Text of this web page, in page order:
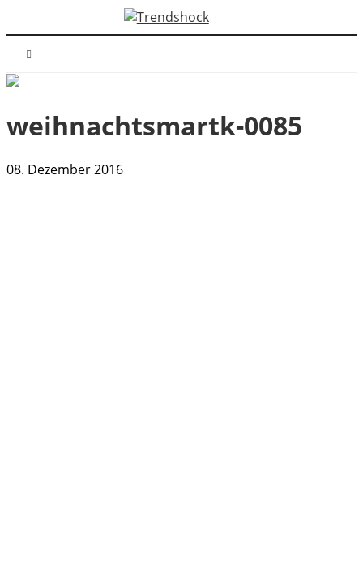
weihnachtsmartk-0085
08. Dezember 2016